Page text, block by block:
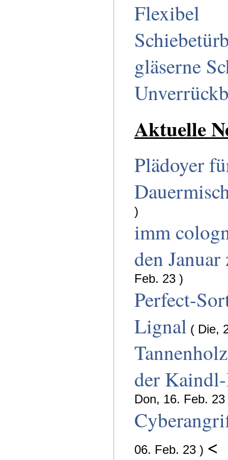
Flexibel
gläserne
Aktuelle
Plädoyer
)
imm
den
Feb. 23 )
Perfect-
Lignal ( Die,
der
Don, 16. Feb. 23
06. Feb. 23 ) <